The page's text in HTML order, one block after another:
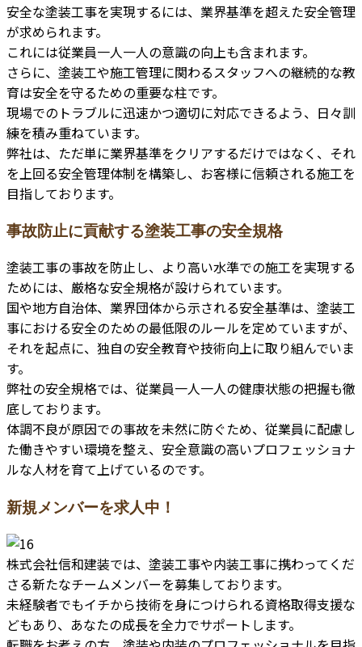
安全な塗装工事を実現するには、業界基準を超えた安全管理
が求められます。
これには従業員一人一人の意識の向上も含まれます。
さらに、塗装工や施工管理に関わるスタッフへの継続的な教
育は安全を守るための重要な柱です。
現場でのトラブルに迅速かつ適切に対応できるよう、日々訓
練を積み重ねています。
弊社は、ただ単に業界基準をクリアするだけではなく、それ
を上回る安全管理体制を構築し、お客様に信頼される施工を
目指しております。
事故防止に貢献する塗装工事の安全規格
塗装工事の事故を防止し、より高い水準での施工を実現する
ためには、厳格な安全規格が設けられています。
国や地方自治体、業界団体から示される安全基準は、塗装工
事における安全のための最低限のルールを定めていますが、
それを起点に、独自の安全教育や技術向上に取り組んでいま
す。
弊社の安全規格では、従業員一人一人の健康状態の把握も徹
底しております。
体調不良が原因での事故を未然に防ぐため、従業員に配慮し
た働きやすい環境を整え、安全意識の高いプロフェッショナ
ルな人材を育て上げているのです。
新規メンバーを求人中！
株式会社信和建装では、塗装工事や内装工事に携わってくだ
さる新たなチームメンバーを募集しております。
未経験者でもイチから技術を身につけられる資格取得支援な
どもあり、あなたの成長を全力でサポートします。